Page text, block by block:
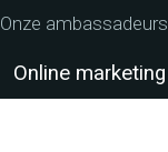
Onze ambassadeurs
Online marketing